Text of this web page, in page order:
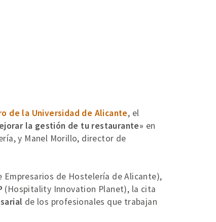
de la Universidad de Alicante, el
la gestión de tu restaurante» en
y Manel Morillo, director de
Empresarios de Hostelería de Alicante),
(Hospitality Innovation Planet), la cita
de los profesionales que trabajan